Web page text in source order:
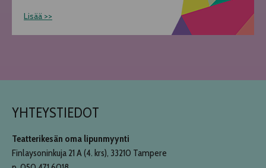
Lisää >>
YHTEYSTIEDOT
Teatterikesän oma lipunmyynti
Finlaysoninkuja 21 A (4. krs), 33210 Tampere